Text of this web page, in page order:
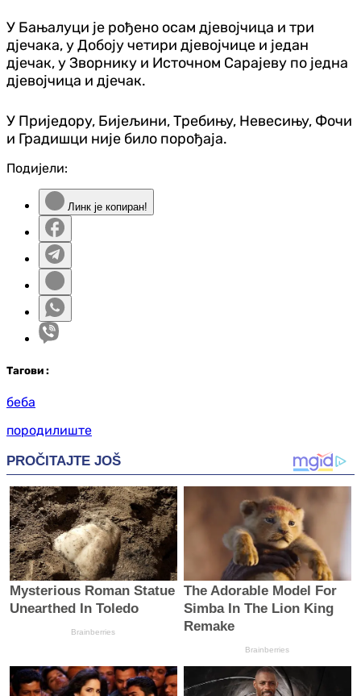
У Бањалуци је рођено осам дјевојчица и три
дјечака, у Добоју четири дјевојчице и један
дјечак, у Зворнику и Источном Сарајеву по једна
дјевојчица и дјечак.
У Приједору, Бијељини, Требињу, Невесињу, Фочи
и Градишци није било порођаја.
Подијели:
Линк је копиран!
Тагови :
беба
породилиште